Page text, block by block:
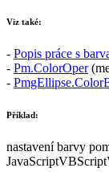
Viz také:
- Popis práce s
- Pm.ColorOper
-
Příklad:
nastavení barvy
JavaScriptVBScript